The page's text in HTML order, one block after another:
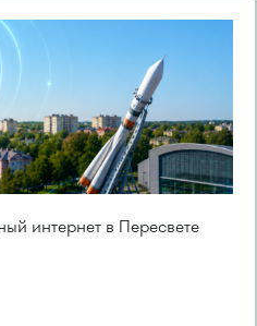
интернет в Пересвете